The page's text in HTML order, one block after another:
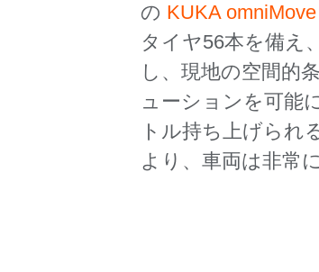
の KUKA omniMove
タイヤ56本を備え
し、現地の空間的
ューションを可能
トル持ち上げられ
より、車両は非常